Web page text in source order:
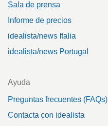
Sala de prensa
Informe de precios
idealista/news Italia
idealista/news Portugal
Ayuda
Preguntas frecuentes (FAQs)
Contacta con idealista